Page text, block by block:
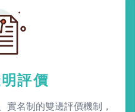
評價
實名制的雙邊評價機制，